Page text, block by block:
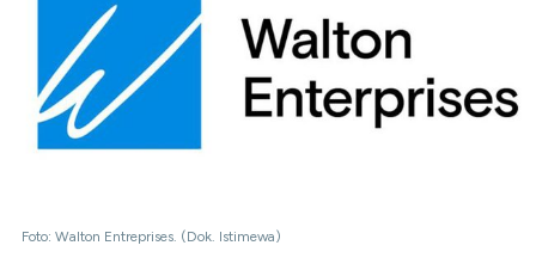
Foto: Walton Entreprises. (Dok. Istimewa)